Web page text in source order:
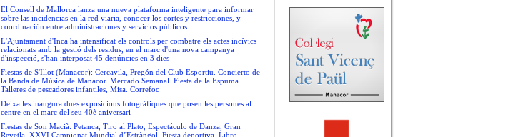
El Consell de Mallorca lanza una nueva plataforma inteligente para informar
sobre las incidencias en la red viaria, conocer los cortes y restricciones, y
coordinación entre administraciones y servicios públicos
L'Ajuntament d'Inca ha intensificat els controls per combatre els actes incívics
relacionats amb la gestió dels residus, en el marc d'una nova campanya
d'inspecció, s'han interposat 45 denúncies en 3 dies
Fiestas de S'Illot (Manacor): Cercavila, Pregón del Club Esportiu. Concierto de
la Banda de Música de Manacor. Mercado Semanal. Fiesta de la Espuma.
Talleres de pescadores infantiles, Misa. Correfoc
Deixalles inaugura dues exposicions fotogràfiques que posen les persones al
centre en el marc del seu 40è aniversari
Fiestas de Son Macià: Petanca, Tiro al Plato, Espectáculo de Danza, Gran
Revetla. XXVI Campionat Mundial d’Estràngol. Fiesta deportiva, Libro